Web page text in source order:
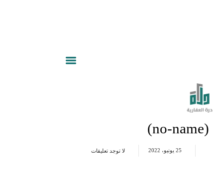
(no-name)
25 يونيو، 2022 لا توجد تعليقات